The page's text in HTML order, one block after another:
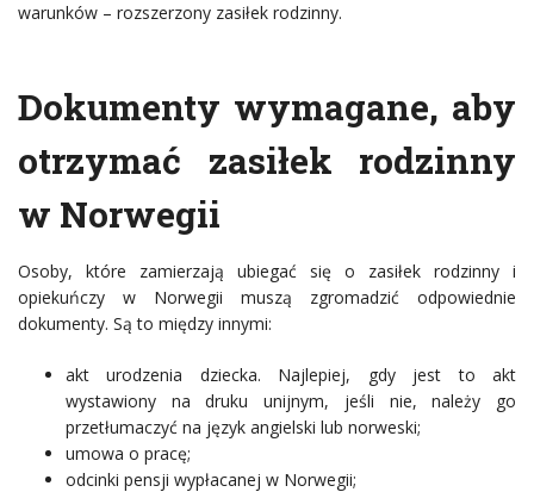
warunków – rozszerzony zasiłek rodzinny.
Dokumenty wymagane, aby
otrzymać zasiłek rodzinny
w Norwegii
Osoby, które zamierzają ubiegać się o zasiłek rodzinny i
opiekuńczy w Norwegii muszą zgromadzić odpowiednie
dokumenty. Są to między innymi:
akt urodzenia dziecka. Najlepiej, gdy jest to akt
wystawiony na druku unijnym, jeśli nie, należy go
przetłumaczyć na język angielski lub norweski;
umowa o pracę;
odcinki pensji wypłacanej w Norwegii;